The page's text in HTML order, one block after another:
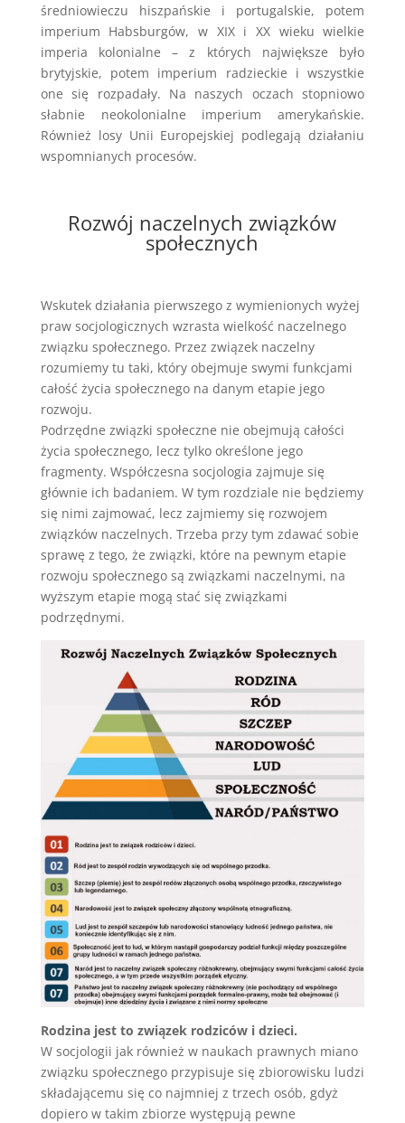
średniowieczu hiszpańskie i portugalskie, potem
imperium Habsburgów, w XIX i XX wieku wielkie
imperia kolonialne – z których największe było
brytyjskie, potem imperium radzieckie i wszystkie
one się rozpadały. Na naszych oczach stopniowo
słabnie neokolonialne imperium amerykańskie.
Również losy Unii Europejskiej podlegają działaniu
wspomnianych procesów.
Rozwój naczelnych związków
społecznych
Wskutek działania pierwszego z wymienionych wyżej
praw socjologicznych wzrasta wielkość naczelnego
związku społecznego. Przez związek naczelny
rozumiemy tu taki, który obejmuje swymi funkcjami
całość życia społecznego na danym etapie jego
rozwoju.
Podrzędne związki społeczne nie obejmują całości
życia społecznego, lecz tylko określone jego
fragmenty. Współczesna socjologia zajmuje się
głównie ich badaniem. W tym rozdziale nie będziemy
się nimi zajmować, lecz zajmiemy się rozwojem
związków naczelnych. Trzeba przy tym zdawać sobie
sprawę z tego, że związki, które na pewnym etapie
rozwoju społecznego są związkami naczelnymi, na
wyższym etapie mogą stać się związkami
podrzędnymi.
Rodzina jest to związek rodziców i dzieci.
W socjologii jak również w naukach prawnych miano
związku społecznego przypisuje się zbiorowisku ludzi
składającemu się co najmniej z trzech osób, gdyż
dopiero w takim zbiorze występują pewne